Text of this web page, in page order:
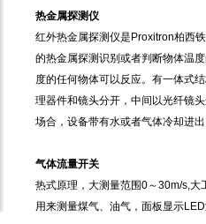
热金属探测仪
红外热金属探测仪是 Proxitron柏西
的热金属探测识别或者判断物体温
度的任何物体可以反应。有一体式
理器件和镜头分开，中间以光纤镜
场合，设备带有水或者气体冷却进
气体流量开关
热式原理，大测量范围0～30m/s,大
用来测量煤气、油气，面板显示LED